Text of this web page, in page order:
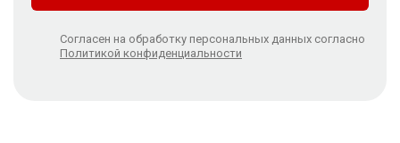
Согласен на обработку персональных данных согласно
Политикой конфиденциальности